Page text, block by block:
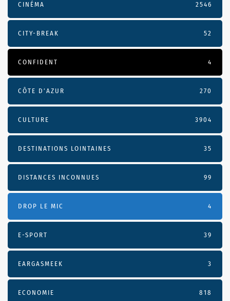
CINÉMA 2546
CITY-BREAK 52
CONFIDENT 4
CÔTE D’AZUR 270
CULTURE 3904
DESTINATIONS LOINTAINES 35
DISTANCES INCONNUES 99
DROP LE MIC 4
E-SPORT 39
EARGASMEEK 3
ECONOMIE 818